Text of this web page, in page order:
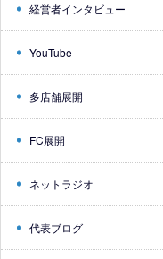
経営者インタビュー
YouTube
多店舗展開
FC展開
ネットラジオ
代表ブログ